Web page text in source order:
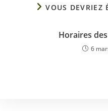
VOUS DEVRIEZ
Horaires
6